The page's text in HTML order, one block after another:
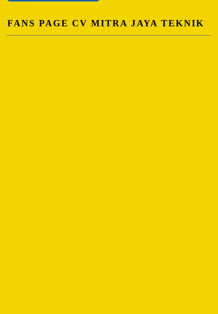
FANS PAGE CV MITRA JAYA TEKNIK